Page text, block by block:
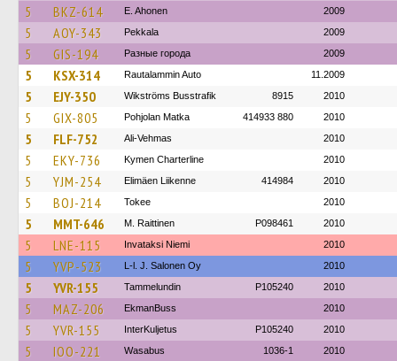
5 BKZ-614 E. Ahonen 2009
5 AOY-343 Pekkala 2009
5 GIS-194 Разные города 2009
5 KSX-314 Rautalammin Auto 11.2009
5 EJY-350 Wikströms Busstrafik 8915 2010
5 GIX-805 Pohjolan Matka 414933 880 2010
5 FLF-752 Ali-Vehmas 2010
5 EKY-736 Kymen Charterline 2010
5 YJM-254 Elimäen Liikenne 414984 2010
5 BOJ-214 Tokee 2010
5 MMT-646 M. Raittinen P098461 2010
5 LNE-115 Invataksi Niemi 2010
5 YVP-523 L-l. J. Salonen Oy 2010
5 YVR-155 Tammelundin P105240 2010
5 MAZ-206 EkmanBuss 2010
5 YVR-155 InterKuljetus P105240 2010
5 IOO-221 Wasabus 1036-1 2010